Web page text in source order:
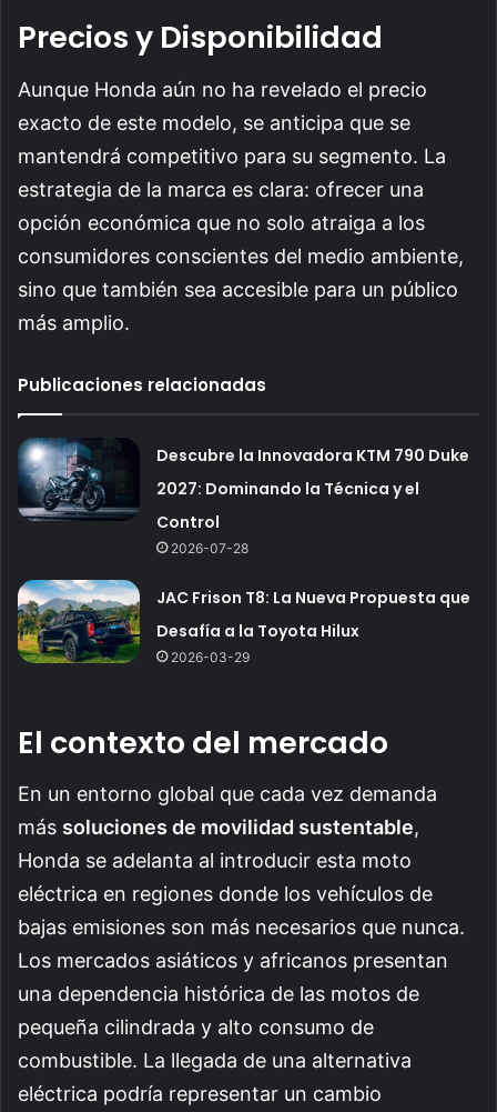
Precios y Disponibilidad
Aunque Honda aún no ha revelado el precio
exacto de este modelo, se anticipa que se
mantendrá competitivo para su segmento. La
estrategia de la marca es clara: ofrecer una
opción económica que no solo atraiga a los
consumidores conscientes del medio ambiente,
sino que también sea accesible para un público
más amplio.
Publicaciones relacionadas
Descubre la Innovadora KTM 790 Duke
2027: Dominando la Técnica y el
Control
2026-07-28
JAC Frison T8: La Nueva Propuesta que
Desafía a la Toyota Hilux
2026-03-29
El contexto del mercado
En un entorno global que cada vez demanda
más soluciones de movilidad sustentable,
Honda se adelanta al introducir esta moto
eléctrica en regiones donde los vehículos de
bajas emisiones son más necesarios que nunca.
Los mercados asiáticos y africanos presentan
una dependencia histórica de las motos de
pequeña cilindrada y alto consumo de
combustible. La llegada de una alternativa
eléctrica podría representar un cambio